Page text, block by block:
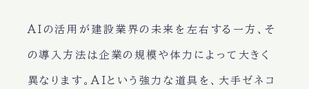
AIの活用が建設業界の未来を左右する一方、そ
の導入方法は企業の規模や体力によって大きく
異なります。AIという強力な道具を、大手ゼネコ